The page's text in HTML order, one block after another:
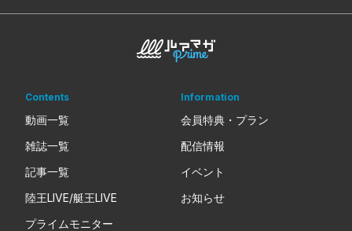
Contents
動画一覧
雑誌一覧
記事一覧
陸王LIVE/艇王LIVE
プライムモニター
Information
会員特典・プラン
配信情報
イベント
お知らせ